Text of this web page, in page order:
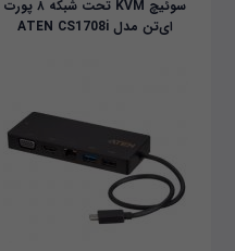
سوئیچ KVM تحت شبکه ۸ پورت
ای‌تن مدل ATEN CS1708i